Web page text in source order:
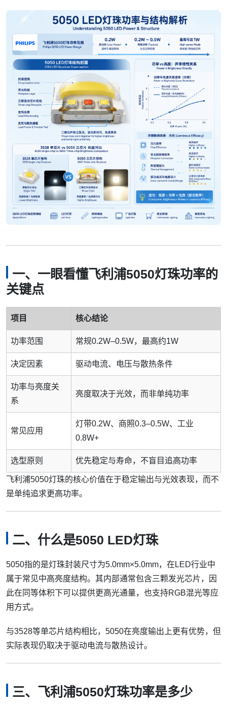
一、一眼看懂飞利浦5050灯珠功率的
关键点
项目 核心结论
功率范围 常规0.2W–0.5W，最高约1W
决定因素 驱动电流、电压与散热条件
功率与亮度关
系
亮度取决于光效，而非单纯功率
常见应用
灯带0.2W、商照0.3–0.5W、工业
0.8W+
选型原则 优先稳定与寿命，不盲目追高功率
飞利浦5050灯珠的核心价值在于稳定输出与光效表现，而不
是单纯追求更高功率。
二、什么是5050 LED灯珠
5050指的是灯珠封装尺寸为5.0mm×5.0mm，在LED行业中
属于常见中高亮度结构。其内部通常包含三颗发光芯片，因
此在同等体积下可以提供更高光通量，也支持RGB混光等应
用方式。
与3528等单芯片结构相比，5050在亮度输出上更有优势，但
实际表现仍取决于驱动电流与散热设计。
三、飞利浦5050灯珠功率是多少